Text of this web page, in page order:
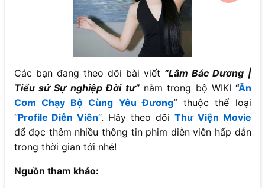
Các bạn đang theo dõi bài viết “Lâm Bác Dương |
Tiểu sử Sự nghiệp Đời tư”nằm trong bộ WIKI “Ăn
Cơm Chạy Bộ Cùng Yêu Đương“thuộc thể loại
“Profile Diễn Viên“. Hãy theo dõi Thư Viện Movie
để đọc thêm nhiều thông tin phim diễn viên hấp dẫn
trong thời gian tới nhé!
Nguồn tham khảo: